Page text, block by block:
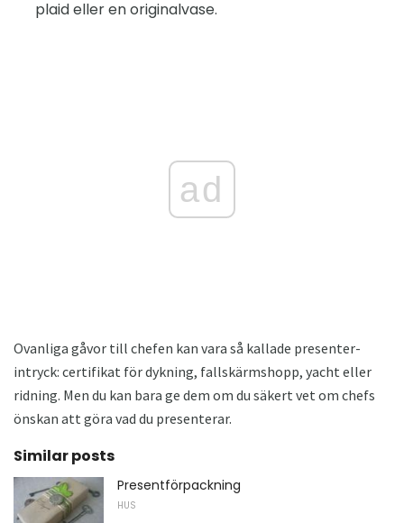
plaid eller en originalvase.
ad
Ovanliga gåvor till chefen kan vara så kallade presenter-
intryck: certifikat för dykning, fallskärmshopp, yacht eller
ridning. Men du kan bara ge dem om du säkert vet om chefs
önskan att göra vad du presenterar.
Similar posts
Presentförpackning
HUS